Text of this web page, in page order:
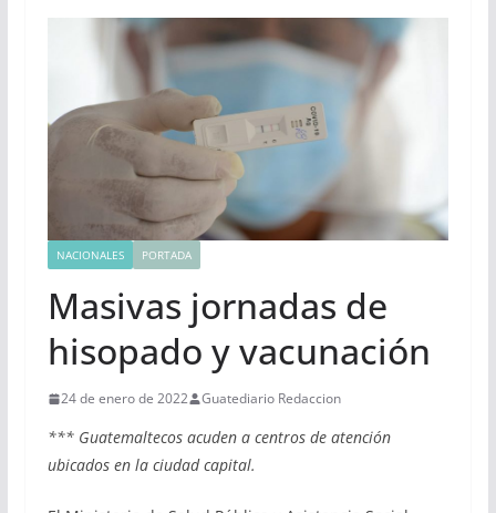
NACIONALES PORTADA
Masivas jornadas de
hisopado y vacunación
24 de enero de 2022 Guatediario Redaccion
*** Guatemaltecos acuden a centros de atención
ubicados en la ciudad capital.